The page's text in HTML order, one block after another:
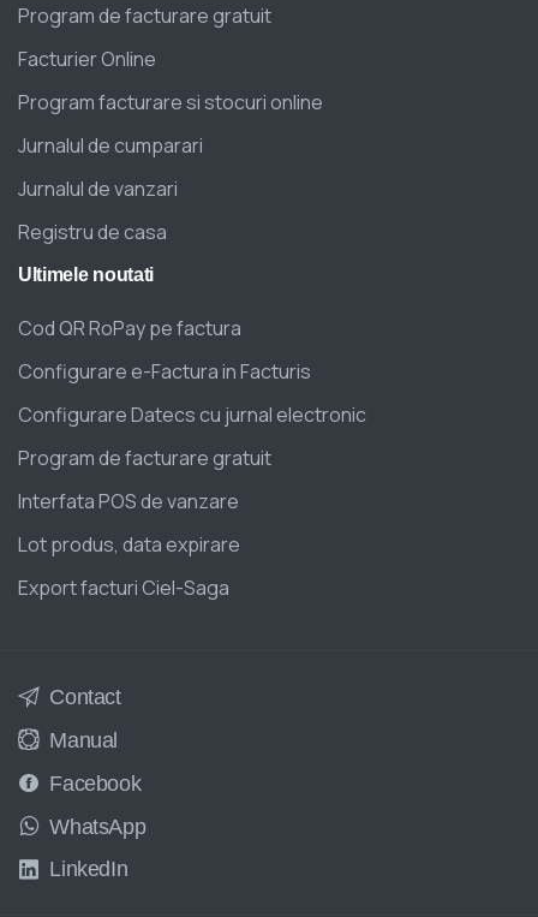
Program de facturare gratuit
Facturier Online
Program facturare si stocuri online
Jurnalul de cumparari
Jurnalul de vanzari
Registru de casa
Ultimele noutati
Cod QR RoPay pe factura
Configurare e-Factura in Facturis
Configurare Datecs cu jurnal electronic
Program de facturare gratuit
Interfata POS de vanzare
Lot produs, data expirare
Export facturi Ciel-Saga
Contact
Manual
Facebook
WhatsApp
LinkedIn